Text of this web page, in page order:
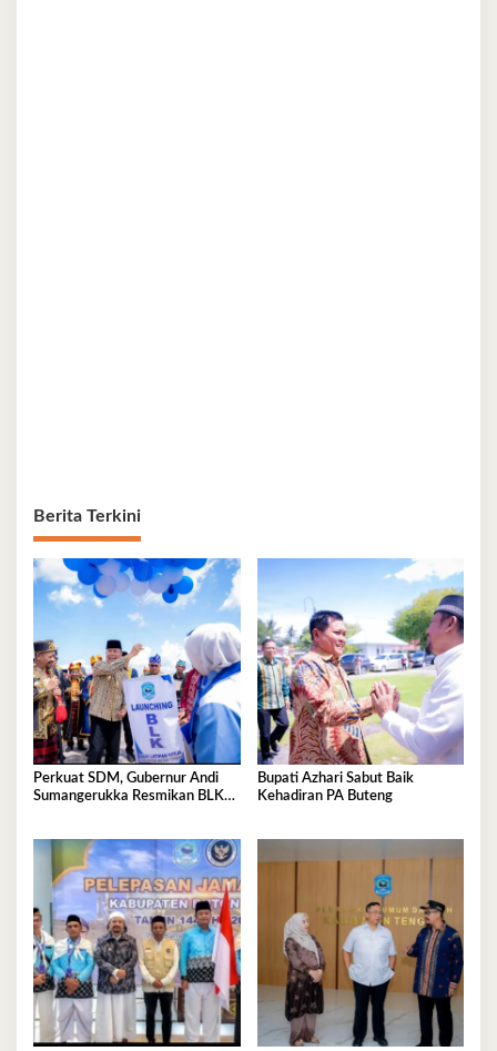
Berita Terkini
Perkuat SDM, Gubernur Andi
Sumangerukka Resmikan BLK
Bupati Azhari Sabut Baik
Kehadiran PA Buteng